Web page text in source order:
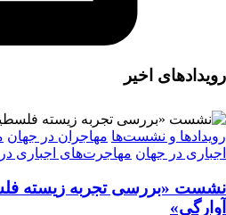
رویدادهای اخیر
رویدادها و نشست‌ها مهاجران در جهان
اجباری در جهان مهاجرت‌های اجباری
نشست «بررسی تجربه‌ زیسته
آوارگی»